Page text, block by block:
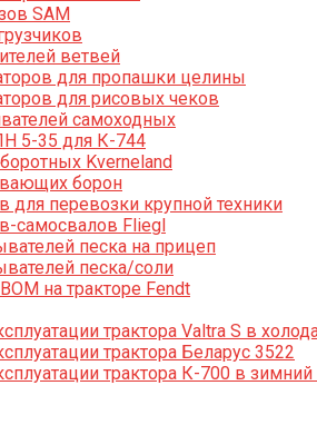
SAM
ветвей
для пропашки целины
для рисовых чеков
самоходных
5-35 для К-744
Kverneland
борон
для перевозки крупной техники
самосвалов Fliegl
песка на прицеп
песка/соли
на тракторе Fendt
трактора Valtra S в
трактора Беларус 3522
трактора К-700 в